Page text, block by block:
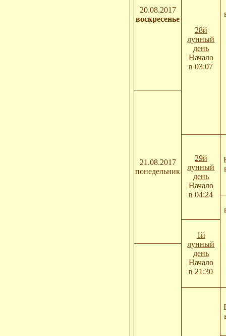
20.08.2017
воскресенье
28й
лунный
день
Начало
в 03:07
21.08.2017
понедельник
29й
лунный
день
Начало
в 04:24
1й
лунный
день
Начало
в 21:30